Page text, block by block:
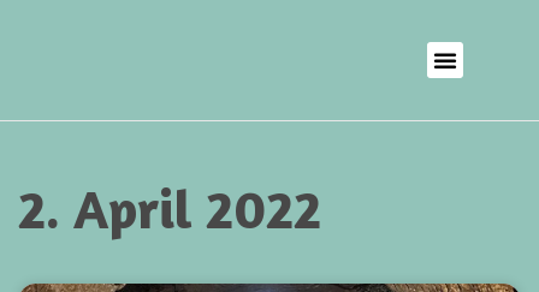
2. April 2022